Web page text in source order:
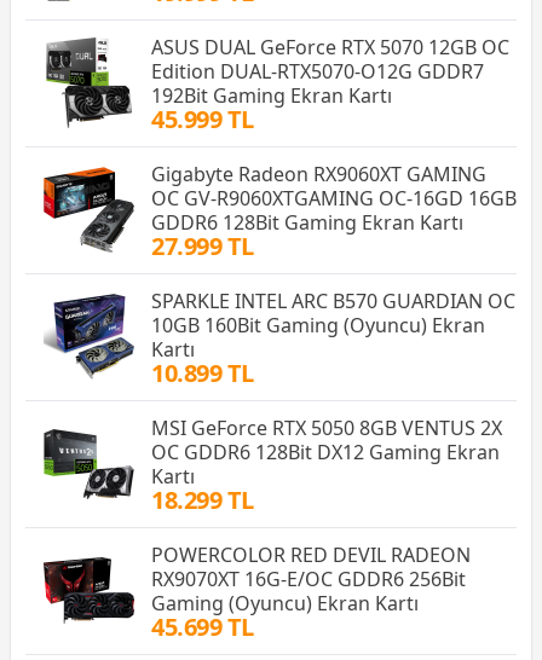
ASUS DUAL GeForce RTX 5070 12GB OC
Edition DUAL-RTX5070-O12G GDDR7
192Bit Gaming Ekran Kartı
45.999 TL
Gigabyte Radeon RX9060XT GAMING
OC GV-R9060XTGAMING OC-16GD 16GB
GDDR6 128Bit Gaming Ekran Kartı
27.999 TL
SPARKLE INTEL ARC B570 GUARDIAN OC
10GB 160Bit Gaming (Oyuncu) Ekran
Kartı
10.899 TL
MSI GeForce RTX 5050 8GB VENTUS 2X
OC GDDR6 128Bit DX12 Gaming Ekran
Kartı
18.299 TL
POWERCOLOR RED DEVIL RADEON
RX9070XT 16G-E/OC GDDR6 256Bit
Gaming (Oyuncu) Ekran Kartı
45.699 TL